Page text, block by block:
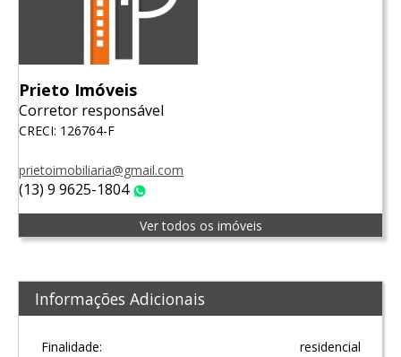
Prieto Imóveis
Corretor responsável
CRECI: 126764-F
prietoimobiliaria@gmail.com
(13) 9 9625-1804
Ver todos os imóveis
Informações Adicionais
Finalidade: residencial